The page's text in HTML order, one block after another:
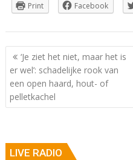
Print Facebook
Berichtnavigatie
‘Je ziet het niet, maar het is
er wel’: schadelijke rook van
een open haard, hout- of
pelletkachel
LIVE RADIO